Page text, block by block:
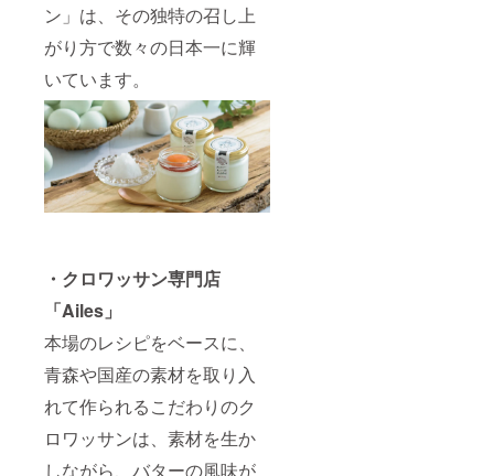
ン」は、その独特の召し上
がり方で数々の日本一に輝
いています。
・クロワッサン専門店
「Ailes」
本場のレシピをベースに、
青森や国産の素材を取り入
れて作られるこだわりのク
ロワッサンは、素材を生か
しながら、バターの風味が